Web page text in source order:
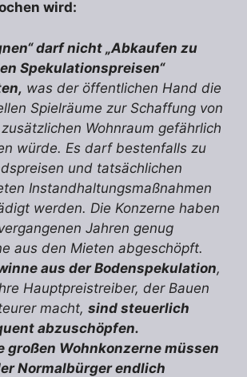
wird:
darf nicht „Abkaufen zu
Spekulationspreisen“
was der öffentlichen Hand die
Spielräume zur Schaffung von
Wohnraum gefährlich
würde. Es darf bestenfalls zu
und tatsächlichen
Instandhaltungsmaßnahmen
werden. Die Konzerne haben
Jahren genug
aus den Mieten abgeschöpft.
aus der Bodenspekulation,
Hauptpreistreiber, der Bauen
macht, sind steuerlich
abzuschöpfen.
großen Wohnkonzerne müssen
Normalbürgerendlich